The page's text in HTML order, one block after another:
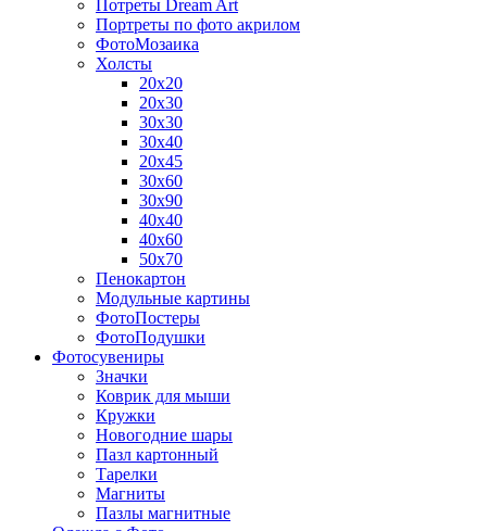
Потреты Dream Art
Портреты по фото акрилом
ФотоМозаика
Холсты
20х20
20х30
30х30
30х40
20х45
30х60
30х90
40х40
40х60
50х70
Пенокартон
Модульные картины
ФотоПостеры
ФотоПодушки
Фотоcувениры
Значки
Коврик для мыши
Кружки
Новогодние шары
Пазл картонный
Тарелки
Магниты
Пазлы магнитные